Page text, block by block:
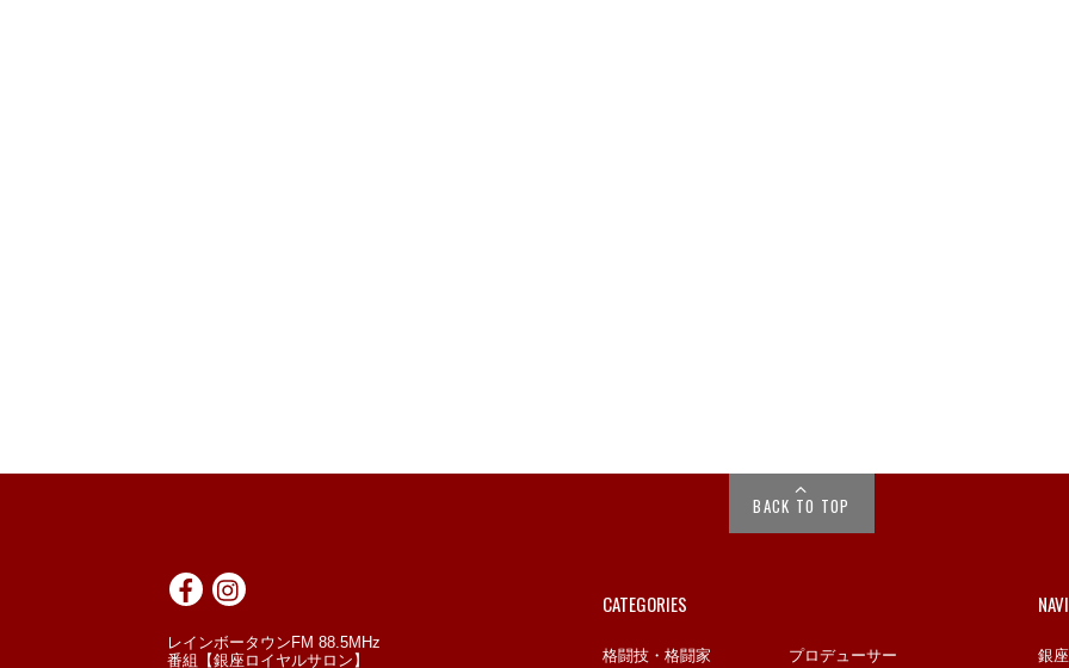
BACK TO TOP
レインボータウンFM 88.5MHz
番組【銀座ロイヤルサロン】
CATEGORIES
格闘技・格闘家 プロデューサー 銀